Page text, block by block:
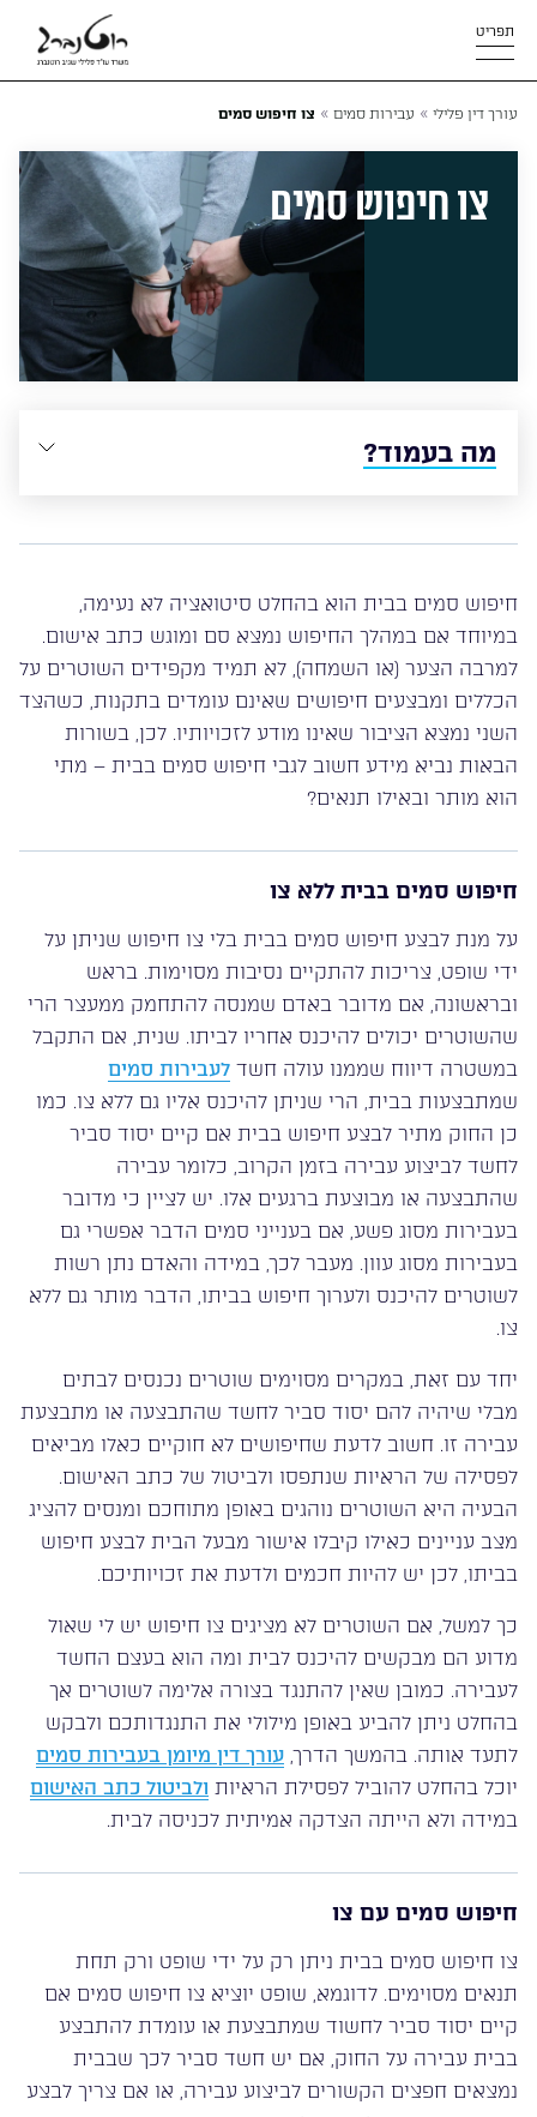
תפריט
עורך דין פלילי » עבירות סמים » צו חיפוש סמים
צו חיפוש סמים
מה בעמוד?
חיפוש סמים בבית הוא בהחלט סיטואציה לא נעימה,
במיוחד אם במהלך החיפוש נמצא סם ומוגש כתב אישום.
למרבה הצער (או השמחה), לא תמיד מקפידים השוטרים על
הכללים ומבצעים חיפושים שאינם עומדים בתקנות, כשהצד
השני נמצא הציבור שאינו מודע לזכויותיו. לכן, בשורות
הבאות נביא מידע חשוב לגבי חיפוש סמים בבית – מתי
הוא מותר ובאילו תנאים?
חיפוש סמים בבית ללא צו
על מנת לבצע חיפוש סמים בבית בלי צו חיפוש שניתן על
ידי שופט, צריכות להתקיים נסיבות מסוימות. בראש
ובראשונה, אם מדובר באדם שמנסה להתחמק ממעצר הרי
שהשוטרים יכולים להיכנס אחריו לביתו. שנית, אם התקבל
במשטרה דיווח שממנו עולה חשד לעבירות סמים
שמתבצעות בבית, הרי שניתן להיכנס אליו גם ללא צו. כמו
כן החוק מתיר לבצע חיפוש בבית אם קיים יסוד סביר
לחשד לביצוע עבירה בזמן הקרוב, כלומר עבירה
שהתבצעה או מבוצעת ברגעים אלו. יש לציין כי מדובר
בעבירות מסוג פשע, אם בענייני סמים הדבר אפשרי גם
בעבירות מסוג עוון. מעבר לכך, במידה והאדם נתן רשות
לשוטרים להיכנס ולערוך חיפוש בביתו, הדבר מותר גם ללא
צו.
יחד עם זאת, במקרים מסוימים שוטרים נכנסים לבתים
מבלי שיהיה להם יסוד סביר לחשד שהתבצעה או מתבצעת
עבירה זו. חשוב לדעת שחיפושים לא חוקיים כאלו מביאים
לפסילה של הראיות שנתפסו ולביטול של כתב האישום.
הבעיה היא השוטרים נוהגים באופן מתוחכם ומנסים להציג
מצב עניינים כאילו קיבלו אישור מבעל הבית לבצע חיפוש
בביתו, לכן יש להיות חכמים ולדעת את זכויותיכם.
כך למשל, אם השוטרים לא מציגים צו חיפוש יש לי שאול
מדוע הם מבקשים להיכנס לבית ומה הוא בעצם החשד
לעבירה. כמובן שאין להתנגד בצורה אלימה לשוטרים אך
בהחלט ניתן להביע באופן מילולי את התנגדותכם ולבקש
לתעד אותה. בהמשך הדרך, עורך דין מיומן בעבירות סמים
יוכל בהחלט להוביל לפסילת הראיות ולביטול כתב האישום
במידה ולא הייתה הצדקה אמיתית לכניסה לבית.
חיפוש סמים עם צו
צו חיפוש סמים בבית ניתן רק על ידי שופט ורק תחת
תנאים מסוימים. לדוגמא, שופט יוציא צו חיפוש סמים אם
קיים יסוד סביר לחשוד שמתבצעת או עומדת להתבצע
בבית עבירה על החוק, אם יש חשד סביר לכך שבבית
נמצאים חפצים הקשורים לביצוע עבירה, או אם צריך לבצע